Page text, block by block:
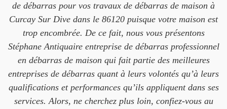
de débarras pour vos travaux de débarras de maison à
Curcay Sur Dive dans le 86120 puisque votre maison est
trop encombrée. De ce fait, nous vous présentons
Stéphane Antiquaire entreprise de débarras professionnel
en débarras de maison qui fait partie des meilleures
entreprises de débarras quant à leurs volontés qu’à leurs
qualifications et performances qu’ils appliquent dans ses
services. Alors, ne cherchez plus loin, confiez-vous au